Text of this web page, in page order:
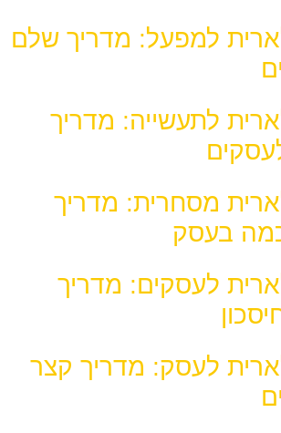
למפעל: מדריך שלם
לתעשייה: מדריך
מסחרית: מדריך
בעסק
לעסקים: מדריך
לעסק: מדריך קצר